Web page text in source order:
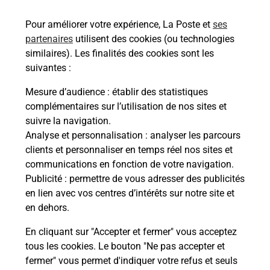
Pour améliorer votre expérience, La Poste et ses
partenaires utilisent des cookies (ou technologies
similaires). Les finalités des cookies sont les
suivantes :
Mesure d’audience : établir des statistiques
complémentaires sur l’utilisation de nos sites et
suivre la navigation.
Analyse et personnalisation : analyser les parcours
clients et personnaliser en temps réel nos sites et
communications en fonction de votre navigation.
Publicité : permettre de vous adresser des publicités
en lien avec vos centres d’intérêts sur notre site et
en dehors.
En cliquant sur "Accepter et fermer" vous acceptez
tous les cookies. Le bouton "Ne pas accepter et
fermer" vous permet d'indiquer votre refus et seuls
En savoir plus
En savoir plus
Code de la route auto ou moto
Vous cherchez à passer votre code de la route auto
ou moto au Bureau La Poste - SAINT HIPPOLYTE
DU FORT (30170) ? Découvrez l'offre proposée par
La Poste.
En savoir plus
ST HIPPOLYTE DU FORT